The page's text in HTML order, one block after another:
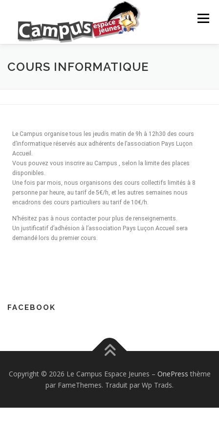
Menu
LE CAMPUS NOS ACTIONS ANIMATION
PARTENAIRES NEWS CONTACTS ET RÉSEAUX
NOS ACTIONS
COURS INFORMATIQUE
Le Campus organise tous les jeudis matin de 9h à 12h30 des cours
d’informatique réservés aux adhérents de l’association Pays Luçon
Accueil.
Vous pouvez vous inscrire au Campus , selon la limite des places
disponibles.
Une fois par mois, nous organisons des cours collectifs limités à 8
personne par heure, au tarif de 5€/h, et les autres semaines nous
encadrons des cours particuliers au tarif de 10€/h.
N’hésitez pas à nous contacter pour plus de renseignements.
Un justificatif d’adhésion à l’association Pays Luçon Accueil sera
demandé lors du premier cours.
FACEBOOK
Copyright © 2026 Le Campus Espace Jeunes – OnePress thème
par FameThemes. Traduit par Wp Trads.